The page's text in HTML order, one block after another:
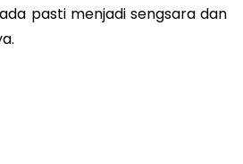
pasti menjadi sengsara dan